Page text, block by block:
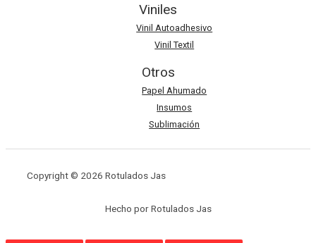
Viniles
Vinil Autoadhesivo
Vinil Textil
Otros
Papel Ahumado
Insumos
Sublimación
Copyright © 2026 Rotulados Jas
Hecho por Rotulados Jas